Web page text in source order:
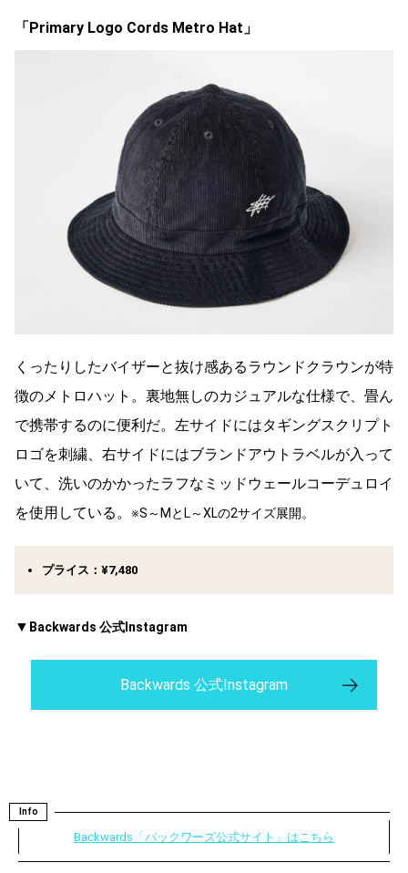
「 Primary Logo Cords Metro Hat」
くったりしたバイザーと抜け感あるラウンドクラウンが特
徴のメトロハット。裏地無しのカジュアルな仕様で、畳ん
で携帯するのに便利だ。左サイドにはタギングスクリプト
ロゴを刺繍、右サイドにはブランドアウトラベルが入って
いて、洗いのかかったラフなミッドウェールコーデュロイ
を使用している。 ※S～MとL～XLの2サイズ展開。
プライス：¥7,480
▼ Backwards 公式Instagram
Backwards 公式Instagram
Info
Backwards「バックワーズ公式サイト」はこちら